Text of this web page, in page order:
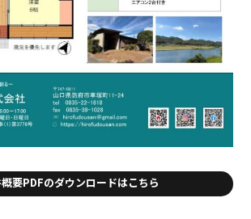
要PDFのダウンロードはこちら